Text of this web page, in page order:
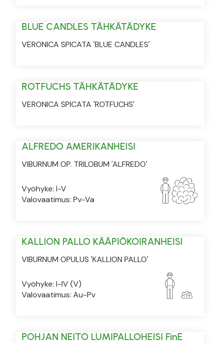
BLUE CANDLES TÄHKÄTÄDYKE
VERONICA SPICATA 'BLUE CANDLES'
ROTFUCHS TÄHKÄTÄDYKE
VERONICA SPICATA 'ROTFUCHS'
ALFREDO AMERIKANHEISI
VIBURNUM OP. TRILOBUM 'ALFREDO'
Vyöhyke: I-V
Valovaatimus: Pv-Va
KALLION PALLO KÄÄPIÖKOIRANHEISI
VIBURNUM OPULUS 'KALLION PALLO'
Vyöhyke: I-IV (V)
Valovaatimus: Au-Pv
POHJAN NEITO LUMIPALLOHEISI FinE